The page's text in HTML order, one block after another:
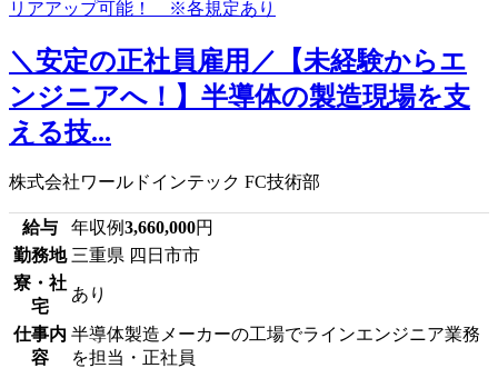
＼安定の正社員雇用／【未経験からエ
ンジニアへ！】半導体の製造現場を支
える技...
株式会社ワールドインテック FC技術部
給与 年収例3,660,000円
勤務地 三重県 四日市市
寮・社
宅
あり
仕事内
容
半導体製造メーカーの工場でラインエンジニア業務
を担当・正社員